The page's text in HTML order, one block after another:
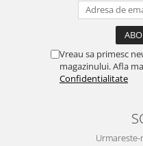
Vreau sa primesc
magazinului. Afla
Confidentialitate